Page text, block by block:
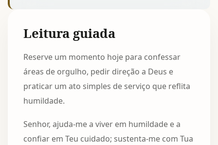
Leitura guiada
Reserve um momento hoje para confessar
áreas de orgulho, pedir direção a Deus e
praticar um ato simples de serviço que reflita
humildade.
Senhor, ajuda-me a viver em humildade e a
confiar em Teu cuidado; sustenta-me com Tua